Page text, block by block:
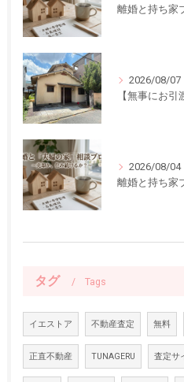
離婚と持ち家
2026/08/07
2026/08/04
離婚と持ち家
タグ Tags
イエストア 不動産査定 無料
正直不動産 TUNAGERU 査定サ